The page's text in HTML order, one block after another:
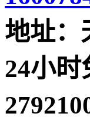
地址：
24小时